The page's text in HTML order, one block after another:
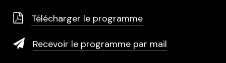
Télécharger le programme
Recevoir le programme par mail